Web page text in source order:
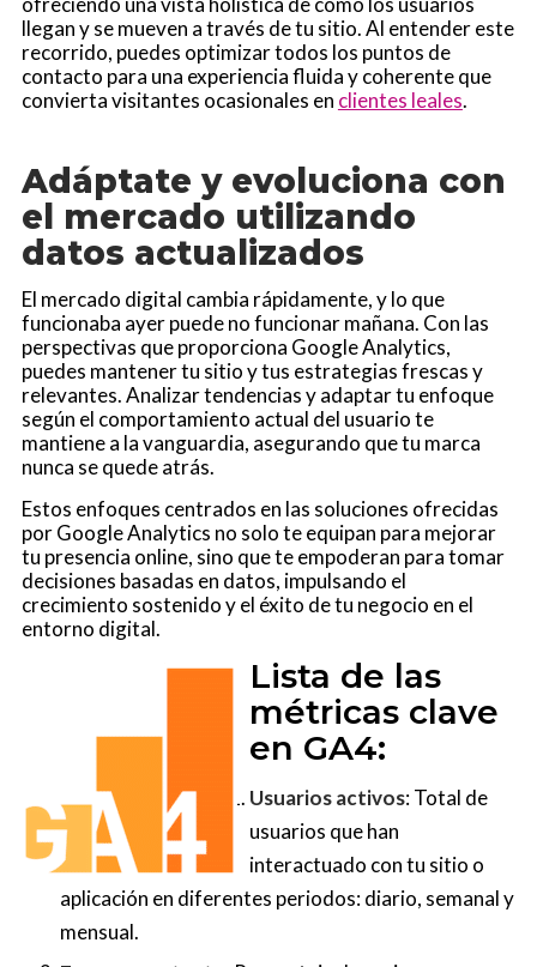
llegan y se mueven a través de tu sitio. Al entender este
recorrido, puedes optimizar todos los puntos de
contacto para una experiencia fluida y coherente que
convierta visitantes ocasionales en clientes leales.
Adáptate y evoluciona con
el mercado utilizando
datos actualizados
El mercado digital cambia rápidamente, y lo que
funcionaba ayer puede no funcionar mañana. Con las
perspectivas que proporciona Google Analytics,
puedes mantener tu sitio y tus estrategias frescas y
relevantes. Analizar tendencias y adaptar tu enfoque
según el comportamiento actual del usuario te
mantiene a la vanguardia, asegurando que tu marca
nunca se quede atrás.
Estos enfoques centrados en las soluciones ofrecidas
por Google Analytics no solo te equipan para mejorar
tu presencia online, sino que te empoderan para tomar
decisiones basadas en datos, impulsando el
crecimiento sostenido y el éxito de tu negocio en el
entorno digital.
Lista de las
métricas clave
en GA4:
Usuarios activos: Total de
usuarios que han
interactuado con tu sitio o
aplicación en diferentes periodos: diario, semanal y
mensual.